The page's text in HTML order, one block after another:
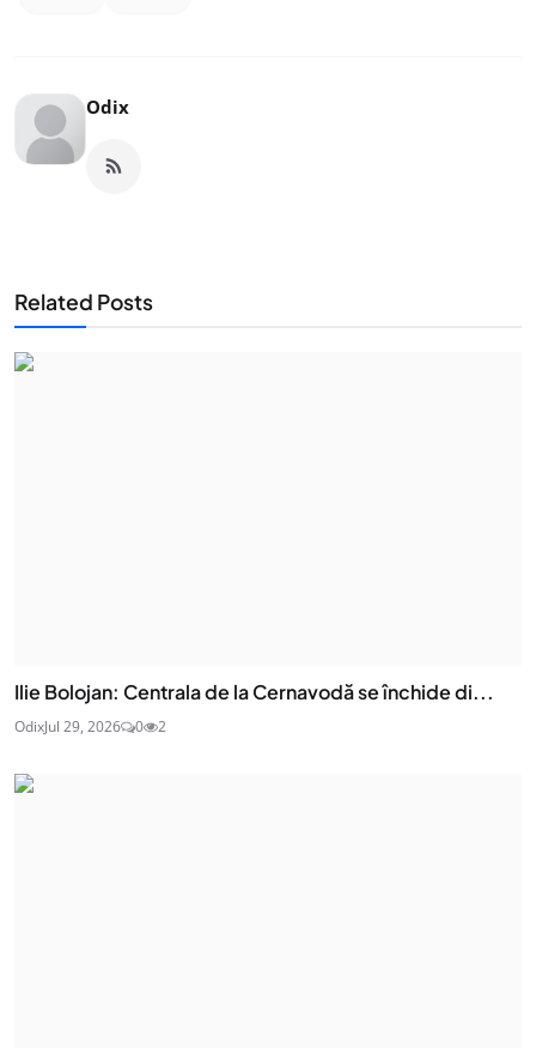
Odix
Related Posts
Ilie Bolojan: Centrala de la Cernavodă se închide di...
OdixJul 29, 2026 0 2